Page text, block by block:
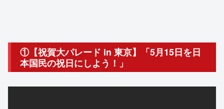
①【祝賀大パレード in 東京】「5月15日を日
本国民の祝日にしよう！」